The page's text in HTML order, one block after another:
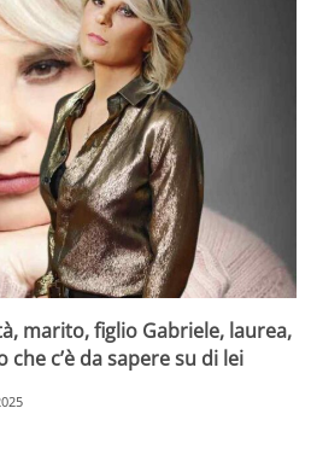
marito, figlio Gabriele, laurea,
c’è da sapere su di lei